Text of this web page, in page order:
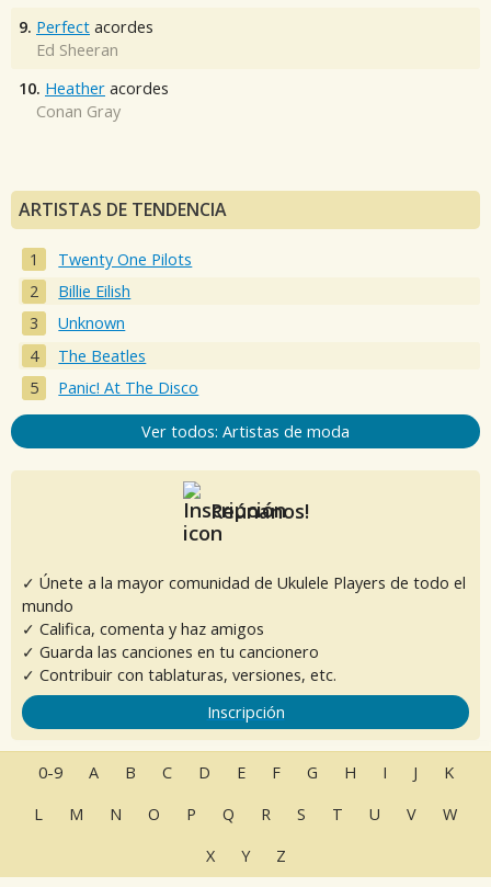
9. Perfect acordes
Ed Sheeran
10. Heather acordes
Conan Gray
ARTISTAS DE TENDENCIA
Twenty One Pilots
Billie Eilish
Unknown
The Beatles
Panic! At The Disco
Ver todos: Artistas de moda
Reúnanos!
✓ Únete a la mayor comunidad de Ukulele Players de todo el
mundo
✓ Califica, comenta y haz amigos
✓ Guarda las canciones en tu cancionero
✓ Contribuir con tablaturas, versiones, etc.
Inscripción
0-9 A B C D E F G H I J
K
L
M N O P Q R S T U V
W
X
Y Z